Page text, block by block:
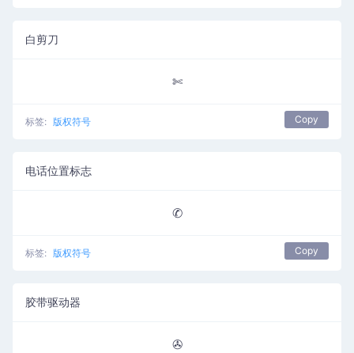
白剪刀
✄
标签: 版权符号 Copy
电话位置标志
✆
标签: 版权符号 Copy
胶带驱动器
✇